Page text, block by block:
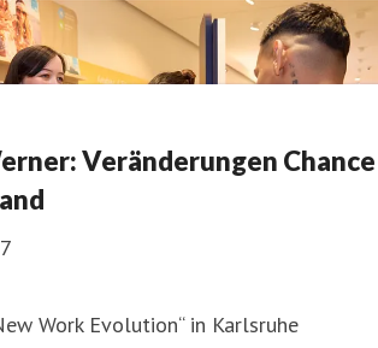
Veränderungen Chance
Work Evolution“ in Karlsruhe